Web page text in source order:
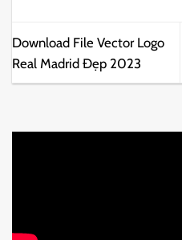
Download File Vector Logo
Real Madrid Đẹp 2023